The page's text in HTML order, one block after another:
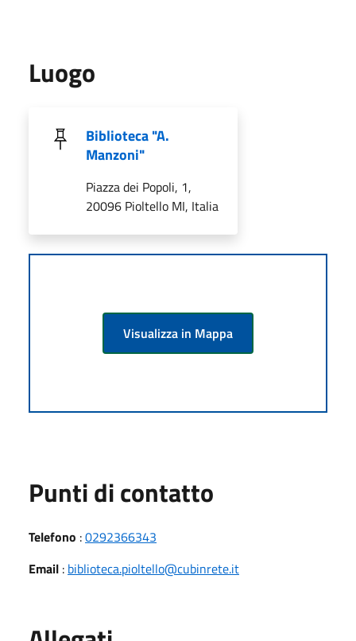
Luogo
Biblioteca "A.
Manzoni"
Piazza dei Popoli, 1,
20096 Pioltello MI, Italia
Visualizza in Mappa
Punti di contatto
Telefono :0292366343
Email : biblioteca.pioltello@cubinrete.it